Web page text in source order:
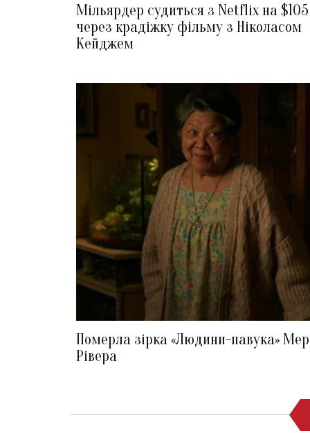
Мільярдер судиться з Netflix на
через крадіжку фільму з Ніколасом
Кейджем
Померла зірка «Людини-павука»
Рівера